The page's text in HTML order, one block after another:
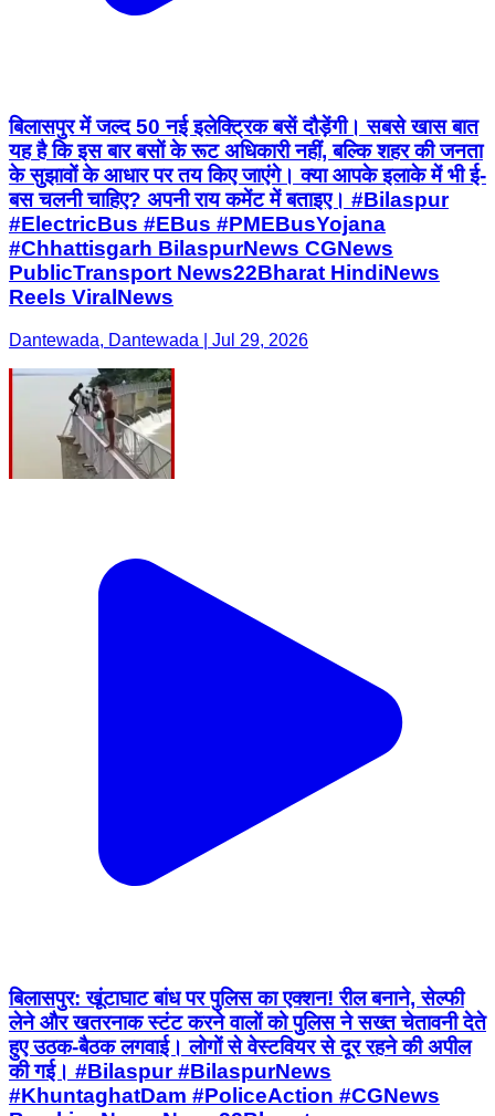
बिलासपुर में जल्द 50 नई इलेक्ट्रिक बसें दौड़ेंगी। सबसे खास बात
यह है कि इस बार बसों के रूट अधिकारी नहीं, बल्कि शहर की जनता
के सुझावों के आधार पर तय किए जाएंगे। क्या आपके इलाके में भी ई-
बस चलनी चाहिए? अपनी राय कमेंट में बताइए। #Bilaspur
#ElectricBus #EBus #PMEBusYojana
#Chhattisgarh BilaspurNews CGNews
PublicTransport News22Bharat HindiNews
Reels ViralNews
Dantewada, Dantewada | Jul 29, 2026
बिलासपुर: खूंटाघाट बांध पर पुलिस का एक्शन! रील बनाने, सेल्फी
लेने और खतरनाक स्टंट करने वालों को पुलिस ने सख्त चेतावनी देते
हुए उठक-बैठक लगवाई। लोगों से वेस्टवियर से दूर रहने की अपील
की गई। #Bilaspur #BilaspurNews
#KhuntaghatDam #PoliceAction #CGNews